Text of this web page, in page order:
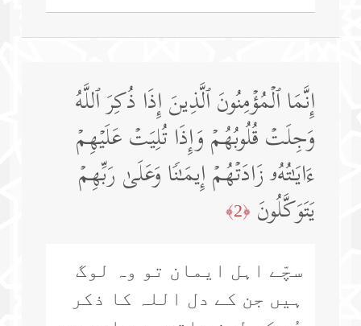
إِنَّمَا ٱلۡمُؤۡمِنُونَ ٱلَّذِینَ إِذَا ذُكِرَ ٱللَّهُ
وَجِلَتۡ قُلُوبُهُمۡ وَإِذَا تُلِیَتۡ عَلَیۡهِمۡ
ءَایَـٰتُهُۥ زَادَتۡهُمۡ إِیمَـٰنࣰا وَعَلَىٰ رَبِّهِمۡ
یَتَوَكَّلُونَ ﴿2﴾
سچّے اہل ایمان تو وہ لوگ
ہیں جن کے دل اللہ کا ذکر